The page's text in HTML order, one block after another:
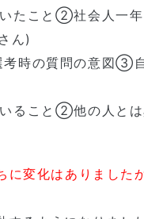
たこと②社会人一
ん)
時の質問の意図③
ること②他の人と
に変化はありました